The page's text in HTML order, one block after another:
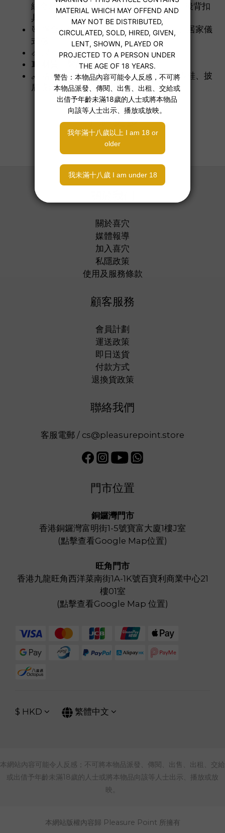
線金屬銜扣、頸圈設計、四點式吊襪帶、後背扣
具
🎯 場合：約會夜、主題拍攝、舞台造型、居家儀
式感
📏 尺寸：均碼
🧵 材質：聚酯纖維
🔗 搭配建議：薄紗長襪或蕾絲絲襪、高跟鞋、披
肩或鏤空外罩
了解更多
關於喜穴
媒體報導
加入喜穴
私隱政策
使用及服務條款
顧客服務
會員計劃
運送政策
即日送貨
付款方式
退換貨政策
聯絡我們
客服電郵 / cs@pleasurepoint.store
門市位置
銅鑼灣門市
香港銅鑼灣富明街1-5號寶富大廈1樓J室
(點擊查看Google Map位置)
旺角門市
香港九龍旺角西洋菜南街1A-1K號百寶利商業中心21
樓01室
(點擊查看Google Map 位置)
$ HKD 繁體中文
本網站內容可能令人反感；不可將本物品派發、傳閱、出售、出租、交給
或出借予年齡未滿18歲的人士或將本物品向該等人士出示、播放或放
映。
本網站版權內容歸 Pleasure Point 所擁有